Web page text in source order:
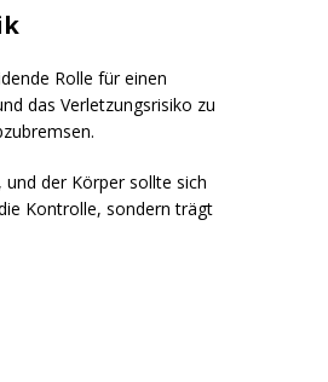
Rolle für einen
das Verletzungsrisiko zu
der Körper sollte sich
Kontrolle, sondern trägt